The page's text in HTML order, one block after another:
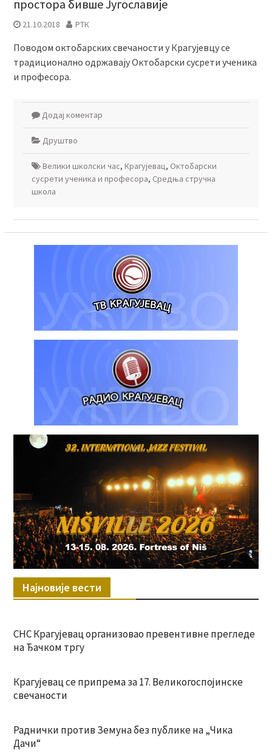
простора бивше Југославије
21.10.2018 РТК
Поводом октобарских свечаности у Крагујевцу се
традиционално одржавају Октобарски сусрети ученика
и професора.
Додај коментар
Друштво
Велики школски час, Крагујевац, Октобарски
сусрети ученика и професора, Средња стручна
школа
Најновије вести
СНС Крагујевац организовао превентивне прегледе
на Ђачком тргу
Крагујевац се припрема за 17. Великогоспојинске
свечаности
Раднички против Земуна без публике на „Чика
Дачи“